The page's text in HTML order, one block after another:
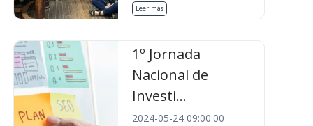
Leer más
1º Jornada
Nacional de
Investi...
2024-05-24 09:00:00